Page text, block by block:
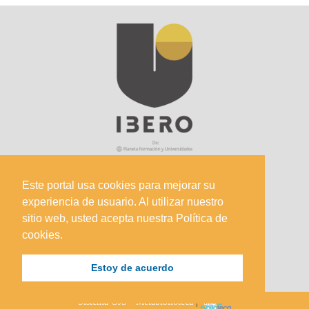
Este portal usa cookies para mejorar su
experiencia de usuario. Al utilizar nuestro
sitio web, usted acepta nuestra Política de
cookies.
Estoy de acuerdo
Sede Principal
Calle 67 #5-27; Bogotá, Colombia.
Sistema OJS - Metabiblioteca |